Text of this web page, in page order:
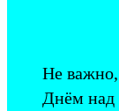
Не важно,
Днём над